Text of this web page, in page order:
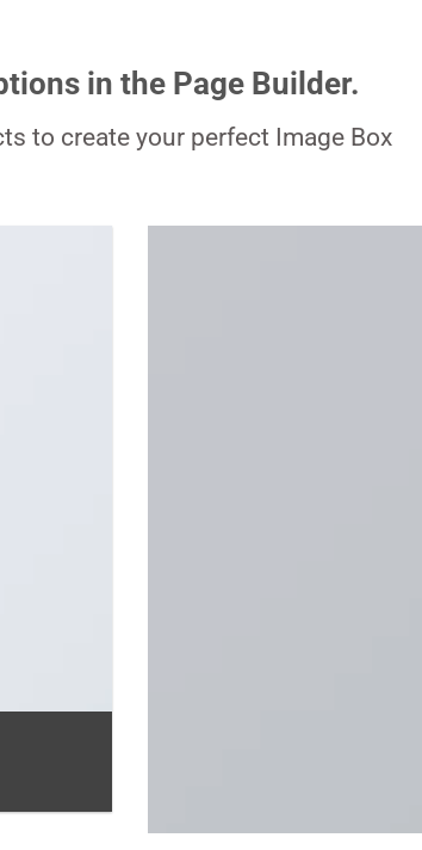
in the Page Builder.
to create your perfect Image Box